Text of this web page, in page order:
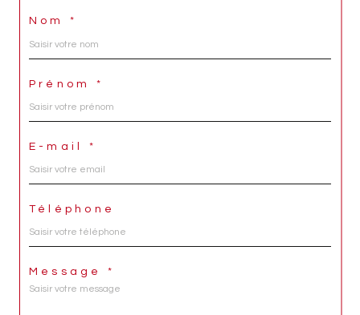
Nom *
Prénom *
E-mail *
Téléphone
Message *